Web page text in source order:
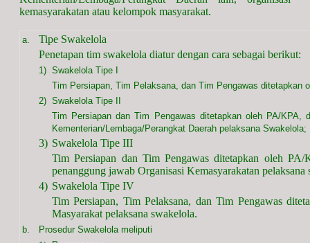
kemasyarakatan atau kelompok masyarakat.
a.
Tipe Swakelola
Penetapan tim swakelola diatur dengan cara sebagai berikut:
1) Swakelola Tipe I
Tim Persiapan, Tim Pelaksana, dan Tim Pengawas ditetapkan
2) Swakelola Tipe II
Tim Persiapan dan Tim Pengawas ditetapkan oleh PA/KPA,
Kementerian/Lembaga/Perangkat Daerah pelaksana Swakelola;
3) Swakelola Tipe III
Tim Persiapan dan Tim Pengawas ditetapkan oleh
penanggung jawab Organisasi Kemasyarakatan pelaksana
4) Swakelola Tipe IV
Tim Persiapan, Tim Pelaksana, dan Tim Pengawas
Masyarakat pelaksana swakelola.
b.
Prosedur Swakelola meliputi